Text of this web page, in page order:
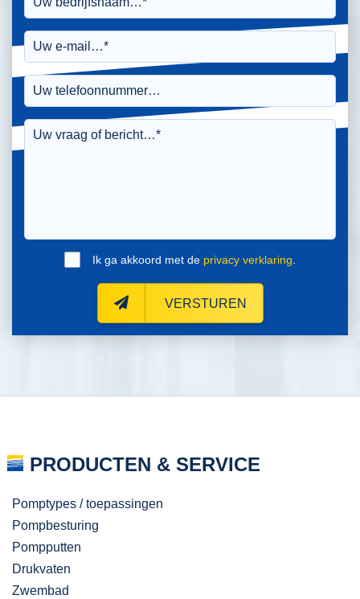
Ik ga akkoord met de privacy verklaring
VERSTUREN
PRODUCTEN & SERVICE
Pomptypes / toepassingen
Pompbesturing
Pompputten
Drukvaten
Zwembad